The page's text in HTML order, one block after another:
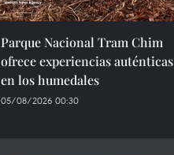
Parque Nacional Tram Chim
ofrece experiencias auténticas
en los humedales
05/08/2026 00:30